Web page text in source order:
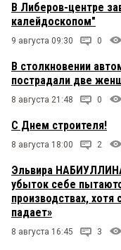
В Либеров-центре
калейдоскопом"
9 августа 09:30 0
В столкновении
пострадали две
8 августа 21:48 0
С Днем строителя!
8 августа 18:00 2
Эльвира
убыток себе
производствах, хотя
падает»
8 августа 16:45 3